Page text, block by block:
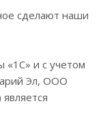
сделают наши
«1С» и с учетом
Эл, ООО